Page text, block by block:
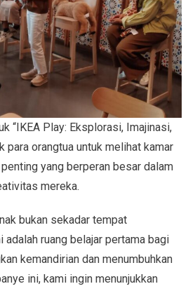
“IKEA Play: Eksplorasi, Imajinasi,
para orangtua untuk melihat kamar
yang berperan besar dalam
mereka.
bukan sekadar tempat
adalah ruang belajar pertama bagi
kemandirian dan menumbuhkan
ini, kami ingin menunjukkan